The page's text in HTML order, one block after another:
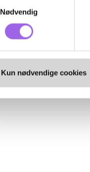
Nødvendig
Kun nødvendige cookies